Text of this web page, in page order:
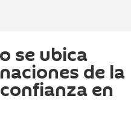
se ubica
de la
en